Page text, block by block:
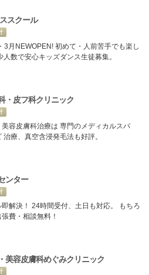
スクール
3月NEWOPEN! 初めて・人前苦手でも楽し
人数で安心キッズダンス生徒募集。
・皮フ科クリニック
美容皮膚科治療は 専門のメディカルスパ
治療、真空含浸発毛法も好評。
ンター
解決！ 24時間受付、土日も対応。 もちろ
費・相談無料！
美容皮膚科めぐみクリニック